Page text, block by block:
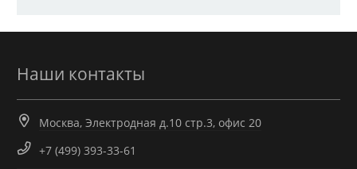
Наши контакты
Москва, Электродная д.10 стр.3, офис 20
+7 (499) 393-33-61